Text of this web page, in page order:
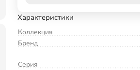
Характеристики
Коллекция
Бренд
Серия